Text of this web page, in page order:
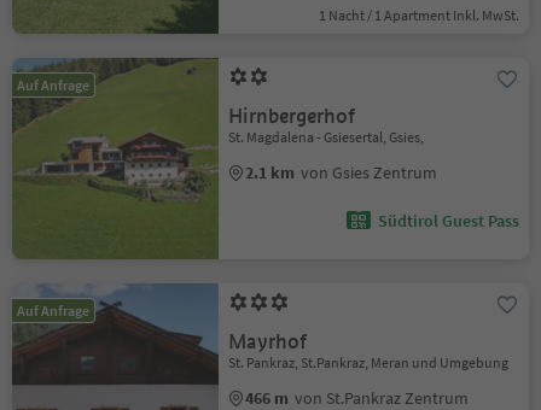
1 Nacht / 1 Apartment Inkl. MwSt.
Auf Anfrage
Hirnbergerhof
St. Magdalena - Gsiesertal, Gsies,
2.1 km von Gsies Zentrum
Südtirol Guest Pass
Auf Anfrage
Mayrhof
St. Pankraz, St.Pankraz, Meran und Umgebung
466 m von St.Pankraz Zentrum